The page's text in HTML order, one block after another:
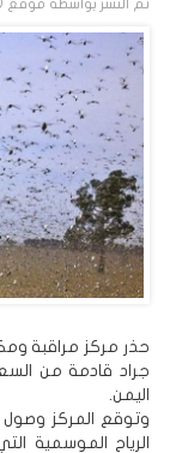
تم النشر بواسطة موقع (
حذر مركز مراقبة
جراد قادمة من
اليمن.
وتوقع المركز وصول
الرياح الموسمية